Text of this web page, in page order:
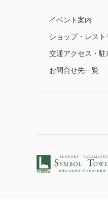
イベント案内
ショップ・レスト
交通アクセス・駐
お問合せ先一覧